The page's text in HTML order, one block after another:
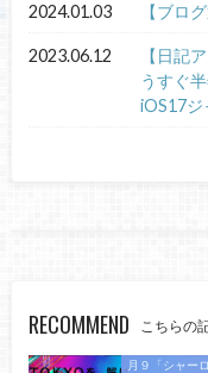
2024.01.03 【ブロ
2023.06.12
【日記
うすぐ
iOS17ジ
RECOMMEND こちらの
月９「シャー